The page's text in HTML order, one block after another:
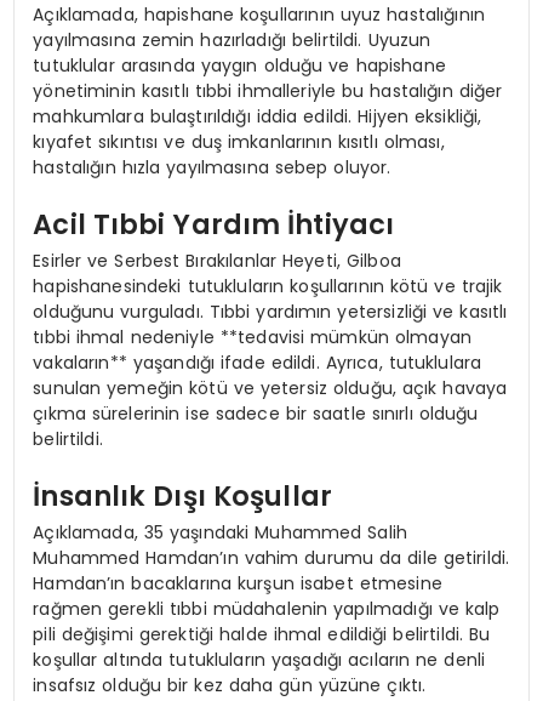
Açıklamada, hapishane koşullarının uyuz hastalığının
yayılmasına zemin hazırladığı belirtildi. Uyuzun
tutuklular arasında yaygın olduğu ve hapishane
yönetiminin kasıtlı tıbbi ihmalleriyle bu hastalığın diğer
mahkumlara bulaştırıldığı iddia edildi. Hijyen eksikliği,
kıyafet sıkıntısı ve duş imkanlarının kısıtlı olması,
hastalığın hızla yayılmasına sebep oluyor.
Acil Tıbbi Yardım İhtiyacı
Esirler ve Serbest Bırakılanlar Heyeti, Gilboa
hapishanesindeki tutukluların koşullarının kötü ve trajik
olduğunu vurguladı. Tıbbi yardımın yetersizliği ve kasıtlı
tıbbi ihmal nedeniyle **tedavisi mümkün olmayan
vakaların** yaşandığı ifade edildi. Ayrıca, tutuklulara
sunulan yemeğin kötü ve yetersiz olduğu, açık havaya
çıkma sürelerinin ise sadece bir saatle sınırlı olduğu
belirtildi.
İnsanlık Dışı Koşullar
Açıklamada, 35 yaşındaki Muhammed Salih
Muhammed Hamdan’ın vahim durumu da dile getirildi.
Hamdan’ın bacaklarına kurşun isabet etmesine
rağmen gerekli tıbbi müdahalenin yapılmadığı ve kalp
pili değişimi gerektiği halde ihmal edildiği belirtildi. Bu
koşullar altında tutukluların yaşadığı acıların ne denli
insafsız olduğu bir kez daha gün yüzüne çıktı.